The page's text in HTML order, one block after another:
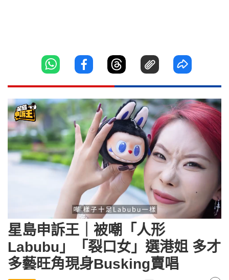
Loaded:
15.04%
星島申訴王｜被嘲「人形
Labubu」「裂口女」選港姐 多才
多藝旺角現身Busking賣唱